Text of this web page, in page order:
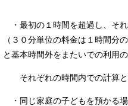
・最初の１時間を超過し、そ
（３０分単位の料金は１時間分
と基本時間外をまたいでの利用
それぞれの時間内での計算と
・同じ家庭の子どもを預かる